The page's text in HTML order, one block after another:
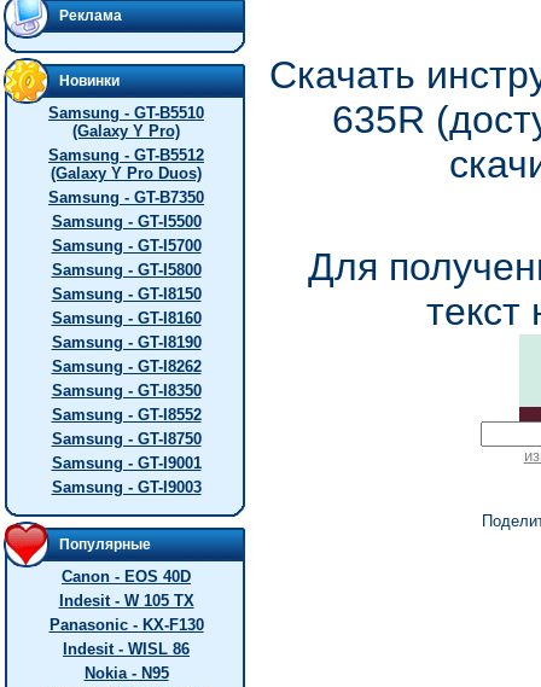
Реклама
Новинки
Samsung - GT-B5510
(Galaxy Y Pro)
Samsung - GT-B5512
(Galaxy Y Pro Duos)
Samsung - GT-B7350
Samsung - GT-I5500
Samsung - GT-I5700
Samsung - GT-I5800
Samsung - GT-I8150
Samsung - GT-I8160
Samsung - GT-I8190
Samsung - GT-I8262
Samsung - GT-I8350
Samsung - GT-I8552
Samsung - GT-I8750
Samsung - GT-I9001
Samsung - GT-I9003
Популярные
Canon - EOS 40D
Indesit - W 105 TX
Panasonic - KX-F130
Indesit - WISL 86
Nokia - N95
Скачать
635R
Для
текст